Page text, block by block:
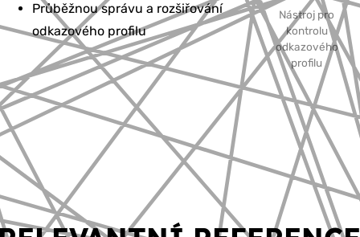
Nástroj pro
kontrolu
odkazového
profilu
Průběžnou správu a rozšiřování
odkazového profilu